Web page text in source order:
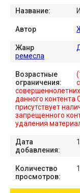
Название:
Автор
Жанр
ремесла
Возрастные
ограничения:
данного
присутствует
запрещенного
удаления
Дата
добавления:
Количество
просмотров: